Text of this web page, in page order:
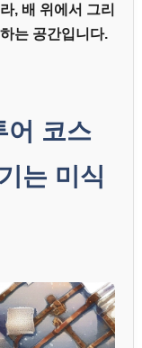
, 배 위에서 그리
는 공간입니다.
어 코스
는 미식